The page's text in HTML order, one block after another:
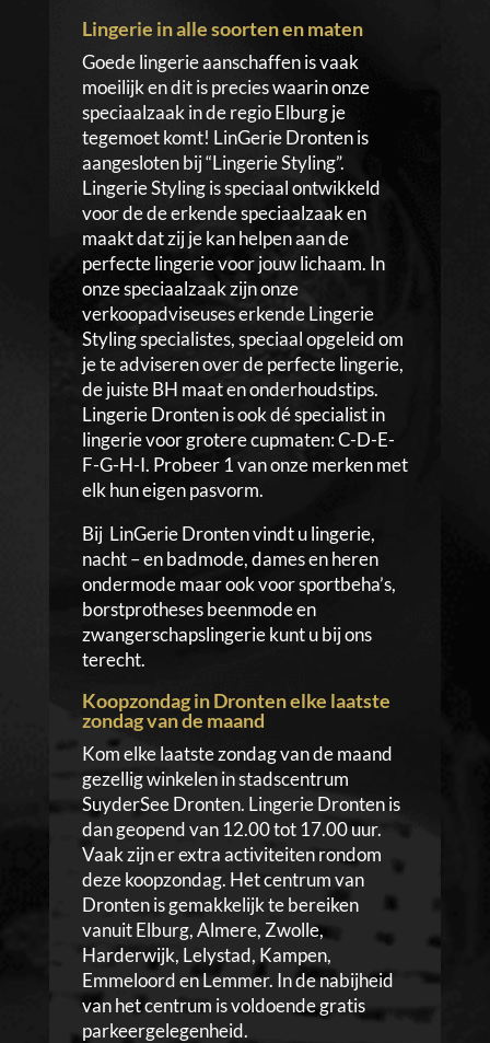
Lingerie in alle soorten en maten
Goede lingerie aanschaffen is vaak
moeilijk en dit is precies waarin onze
speciaalzaak in de regio Elburg je
tegemoet komt! LinGerie Dronten is
aangesloten bij “Lingerie Styling”.
Lingerie Styling is speciaal ontwikkeld
voor de de erkende speciaalzaak en
maakt dat zij je kan helpen aan de
perfecte lingerie voor jouw lichaam. In
onze speciaalzaak zijn onze
verkoopadviseuses erkende Lingerie
Styling specialistes, speciaal opgeleid om
je te adviseren over de perfecte lingerie,
de juiste BH maat en onderhoudstips.
Lingerie Dronten is ook dé specialist in
lingerie voor grotere cupmaten: C-D-E-
F-G-H-I. Probeer 1 van onze merken met
elk hun eigen pasvorm.
Bij LinGerie Dronten vindt u lingerie,
nacht – en badmode, dames en heren
ondermode maar ook voor sportbeha’s,
borstprotheses beenmode en
zwangerschapslingerie kunt u bij ons
terecht.
Koopzondag in Dronten elke laatste
zondag van de maand
Kom elke laatste zondag van de maand
gezellig winkelen in stadscentrum
SuyderSee Dronten. Lingerie Dronten is
dan geopend van 12.00 tot 17.00 uur.
Vaak zijn er extra activiteiten rondom
deze koopzondag. Het centrum van
Dronten is gemakkelijk te bereiken
vanuit Elburg, Almere, Zwolle,
Harderwijk, Lelystad, Kampen,
Emmeloord en Lemmer. In de nabijheid
van het centrum is voldoende gratis
parkeergelegenheid.